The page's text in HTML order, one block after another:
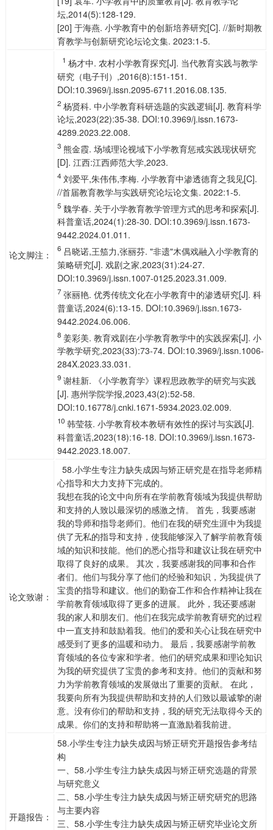
坛,2014(5):128-129.
[20] 于海燕. 小学教育中的创新培养研究[C]. //新时期教
育教学与创新研究论坛论文集. 2023:1-5.
论文脚注：
1 杨才中. 农村小学教育探究[J]. 当代教育实践与教学
研究（电子刊）,2016(8):151-151.
DOI:10.3969/j.issn.2095-6711.2016.08.135.
2杨贤科. 中小学教育科研选题的实践逻辑[J]. 教育科学
论坛,2023(22):35-38. DOI:10.3969/j.issn.1673-
4289.2023.22.008.
3熊金霞. 场域理论视域下小学教育惩戒实践现状研究
[D]. 江西:江西师范大学,2023.
4刘爱平,朱伟伟,李梅. 小学教育中渗透德育之我见[C].
//首届教育教学与实践研究论坛论文集. 2022:1-5.
5魏学春. 关于小学教育教学管理方式的思考和探索[J].
科普童话,2024(1):28-30. DOI:10.3969/j.issn.1673-
9442.2024.01.011.
6吕晓诺,王笳力,张丽芬. "非遗"木偶戏融入小学教育的
策略研究[J]. 戏剧之家,2023(31):24-27.
DOI:10.3969/j.issn.1007-0125.2023.31.009.
7张丽艳. 优秀传统文化在小学教育中的渗透研究[J]. 科
普童话,2024(6):13-15. DOI:10.3969/j.issn.1673-
9442.2024.06.006.
8姜彩美. 教育戏剧在小学教育教学中的实践探索[J]. 小
学教学研究,2023(33):73-74. DOI:10.3969/j.issn.1006-
284X.2023.33.031.
9谢桂新. 《小学教育学》课程思政教学的研究与实践
[J]. 惠州学院学报,2023,43(2):52-58.
DOI:10.16778/j.cnki.1671-5934.2023.02.009.
10韩莹筱. 小学教育校本教研有效性的探讨与实践[J].
科普童话,2023(18):16-18. DOI:10.3969/j.issn.1673-
9442.2023.18.007.
论文致谢：
58.小学生专注力缺失成因与矫正研究是在指导老师精
心指导和大力支持下完成的。
我想在我的论文中向所有在学前教育领域为我提供帮助
和支持的人致以最深切的感激之情。 首先，我要感谢
我的导师和指导老师们。他们在我的研究生涯中为我提
供了无私的指导和支持，使我能够深入了解学前教育领
域的知识和技能。他们的悉心指导和建议让我在研究中
取得了良好的成果。 其次，我要感谢我的同事和合作
者们。他们与我分享了他们的经验和知识，为我提供了
宝贵的指导和建议。他们的勤奋工作和合作精神让我在
学前教育领域取得了更多的进展。 此外，我还要感谢
我的家人和朋友们。他们在我完成学前教育研究的过程
中一直支持和鼓励着我。他们的爱和关心让我在研究中
感受到了更多的温暖和动力。 最后，我要感谢学前教
育领域的各位专家和学者。他们的研究成果和理论知识
为我的研究提供了宝贵的参考和支持。他们的贡献和努
力为学前教育领域的发展做出了重要的贡献。 在此，
我要向所有为我提供帮助和支持的人们致以最诚挚的谢
意。没有你们的帮助和支持，我的研究无法取得今天的
成果。你们的支持和帮助将一直激励着我前进。
开题报告：
58.小学生专注力缺失成因与矫正研究开题报告参考结
构
一、58.小学生专注力缺失成因与矫正研究选题的背景
与研究意义
二、58.小学生专注力缺失成因与矫正研究研究的思路
与主要内容
三、58.小学生专注力缺失成因与矫正研究毕业论文所